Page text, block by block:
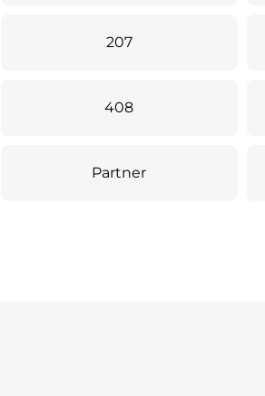
207
408
Partner